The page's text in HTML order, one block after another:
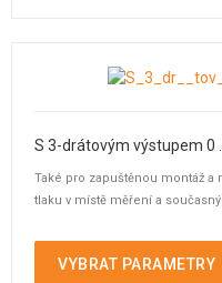
S 3-drátovým výstupem 0
Také pro zapuštěnou montáž
tlaku v místě měření a
VYBRAT PARAMETRY